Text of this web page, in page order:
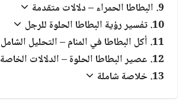
البطاطا الحمراء – دلالات متقدمة
تفسير رؤية البطاطا الحلوة للرجل
أكل البطاطا في المنام – التحليل الشامل
عصير البطاطا الحلوة – الدلالات الخاصة
خلاصة شاملة